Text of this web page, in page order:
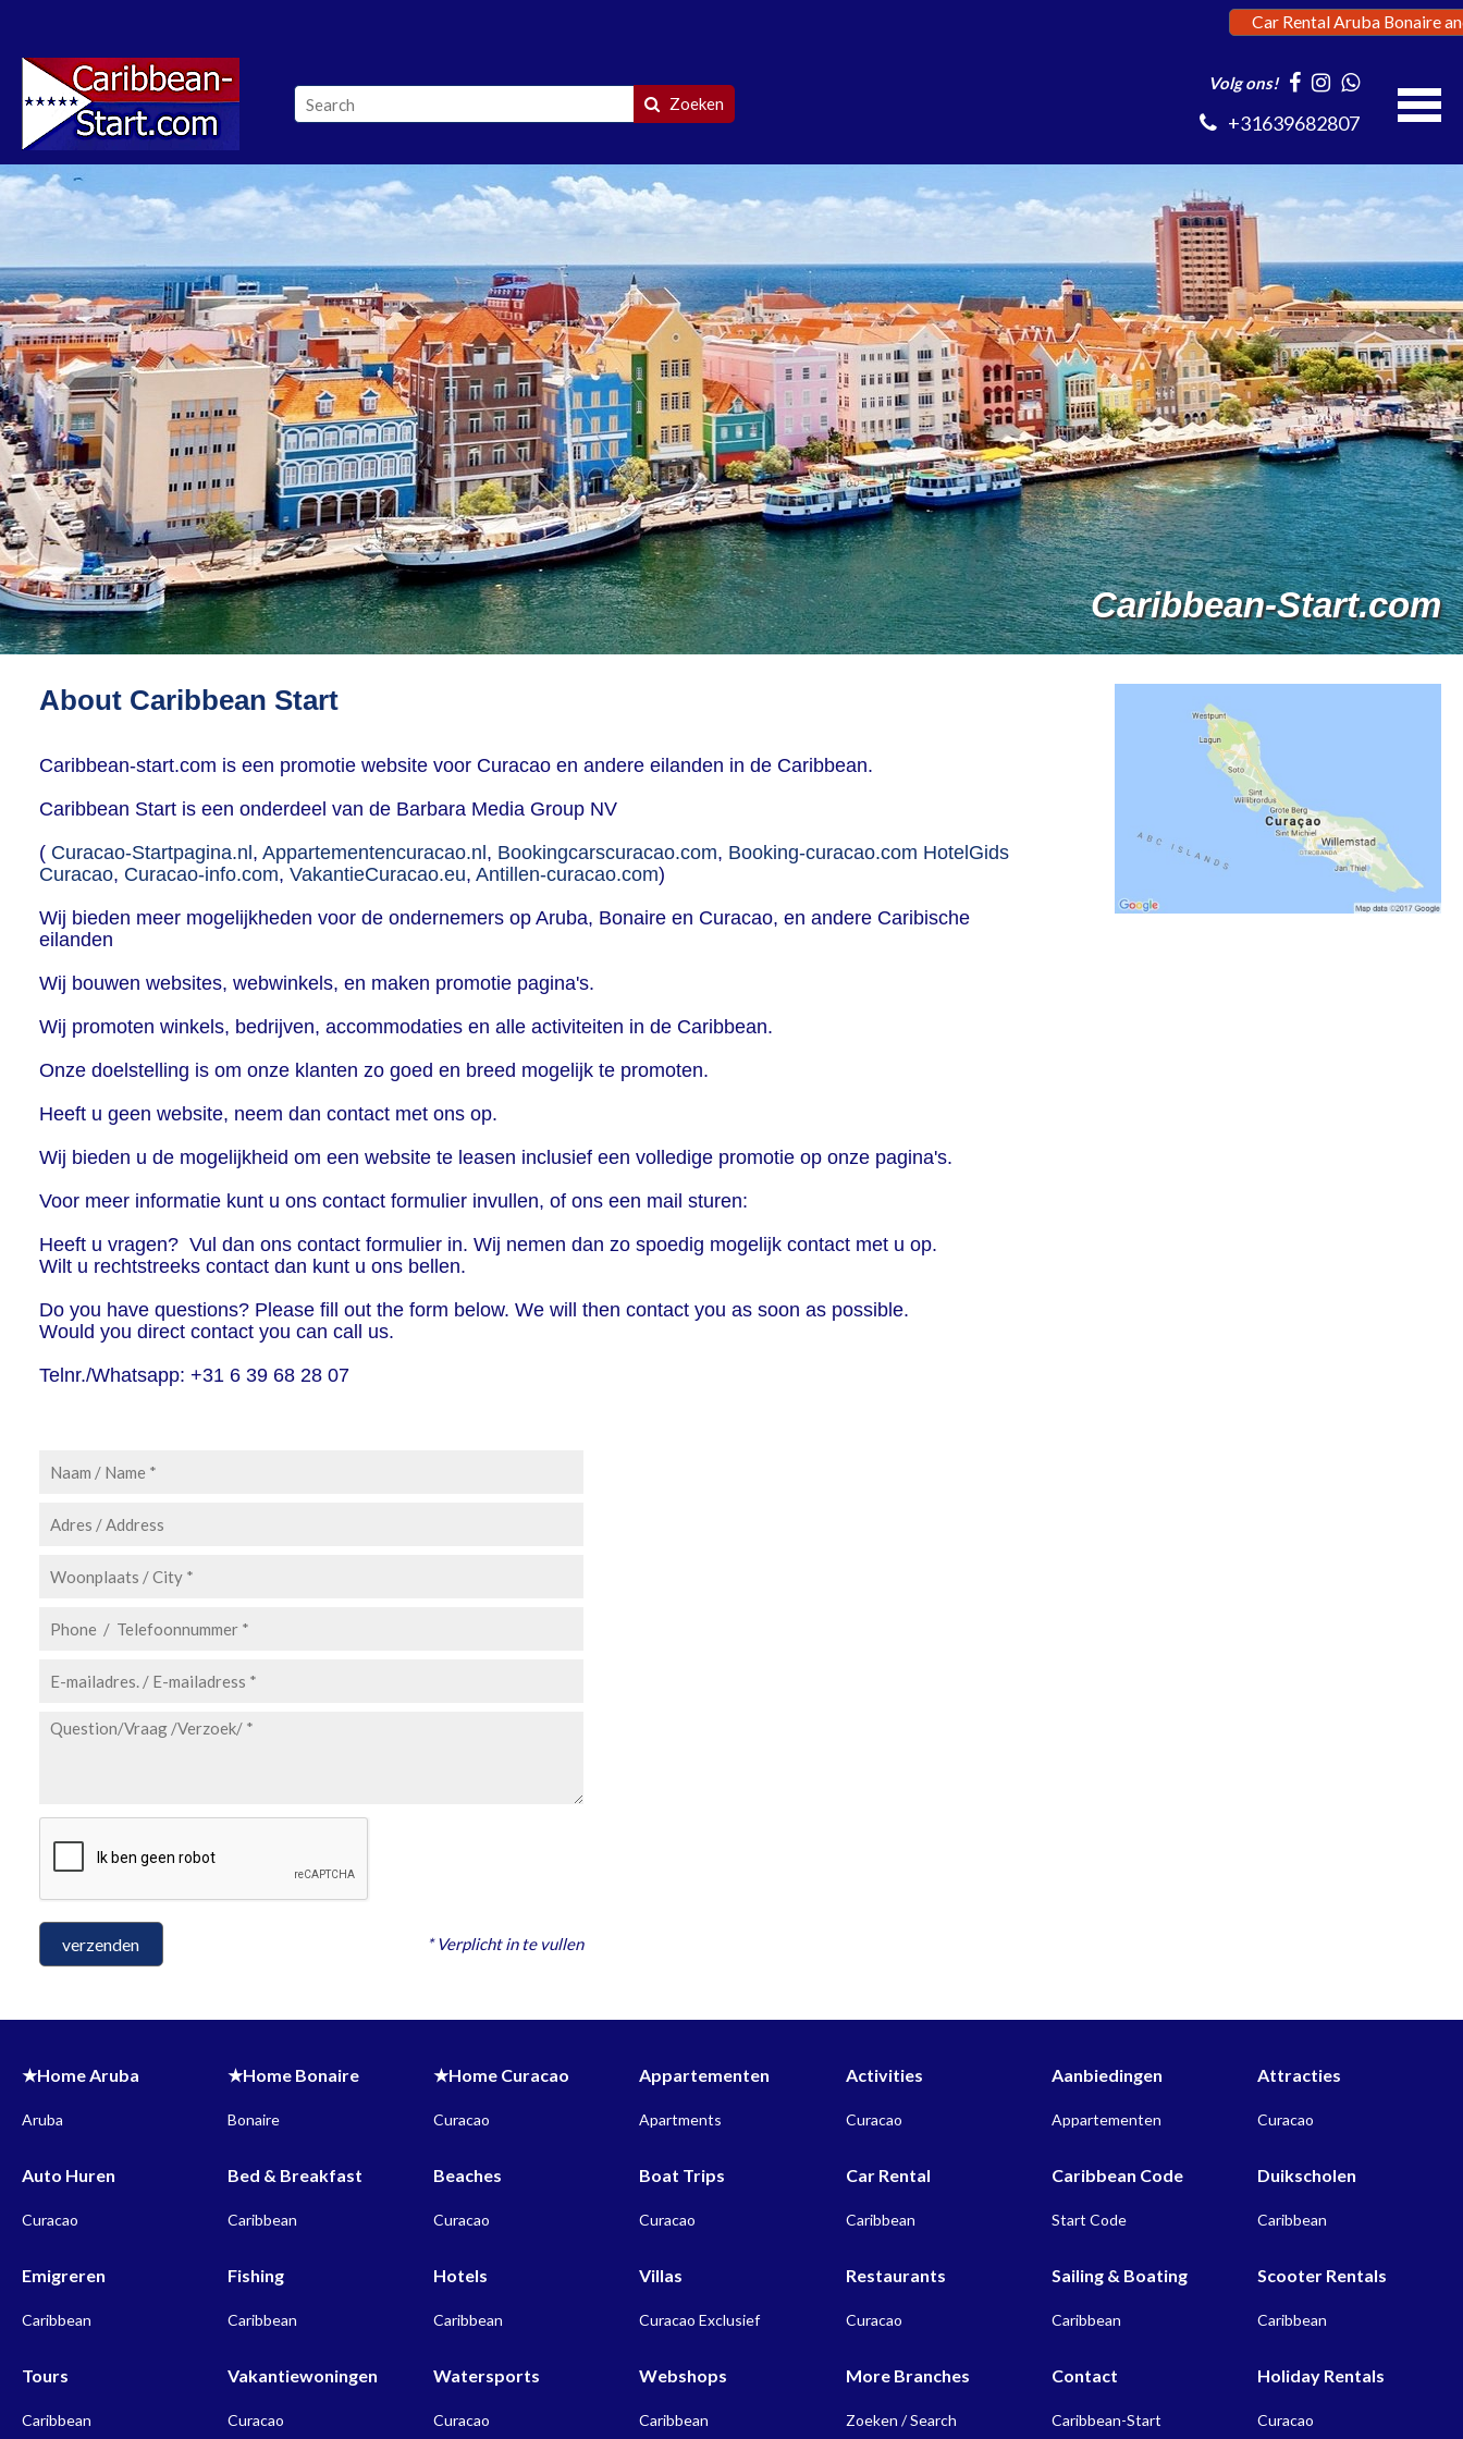
Car Rental Aruba Bonaire
Zoeken
Volg ons!
+31639682807
Caribbean-Start.com
About Caribbean Start
Caribbean-start.com is een promotie website voor Curacao en andere eilanden in de Caribbean.
Caribbean Start is een onderdeel van de Barbara Media Group NV
( Curacao-Startpagina.nl , Appartementencuracao.nl , Bookingcarscuracao.com, Booking-curacao.com HotelGids
Curacao, Curacao-info.com, VakantieCuracao.eu, Antillen-curacao.com)
Wij bieden meer mogelijkheden voor de ondernemers op Aruba, Bonaire en Curacao, en andere Caribische
eilanden
Wij bouwen websites, webwinkels, en maken promotie pagina's.
Wij promoten winkels, bedrijven, accommodaties en alle activiteiten in de Caribbean.
Onze doelstelling is om onze klanten zo goed en breed mogelijk te promoten.
Heeft u geen website, neem dan contact met ons op.
Wij bieden u de mogelijkheid om een website te leasen inclusief een volledige promotie op onze pagina's.
Voor meer informatie kunt u ons contact formulier invullen, of ons een mail sturen:
Heeft u vragen? Vul dan ons contact formulier in. Wij nemen dan zo spoedig mogelijk contact met u op.
Wilt u rechtstreeks contact dan kunt u ons bellen.
Do you have questions? Please fill out the form below. We will then contact you as soon as possible.
Would you direct contact you can call us.
Telnr./Whatsapp: +31 6 39 68 28 07
verzenden * Verplicht in te vullen
★Home Aruba
Aruba
★Home Bonaire
Bonaire
★Home Curacao
Curacao
Appartementen
Apartments
Activities
Curacao
Aanbiedingen
Appartementen
Attracties
Curacao
Auto Huren
Curacao
Bed & Breakfast
Caribbean
Beaches
Curacao
Boat Trips
Curacao
Car Rental
Caribbean
Caribbean Code
Start Code
Duikscholen
Caribbean
Emigreren
Caribbean
Fishing
Caribbean
Hotels
Caribbean
Villas
Curacao Exclusief
Restaurants
Curacao
Sailing & Boating
Caribbean
Scooter Rentals
Caribbean
Tours
Caribbean
Vakantiewoningen
Curacao
Watersports
Curacao
Webshops
Caribbean
More Branches
Zoeken / Search
Contact
Caribbean-Start
Holiday Rentals
Curacao